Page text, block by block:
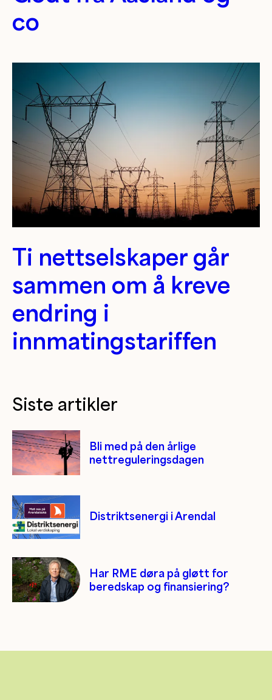
co
Ti nettselskaper går
sammen om å kreve
endring i
innmatingstariffen
Siste artikler
Bli med på den årlige
nettreguleringsdagen
Distriktsenergi i Arendal
Har RME døra på gløtt for
beredskap og finansiering?